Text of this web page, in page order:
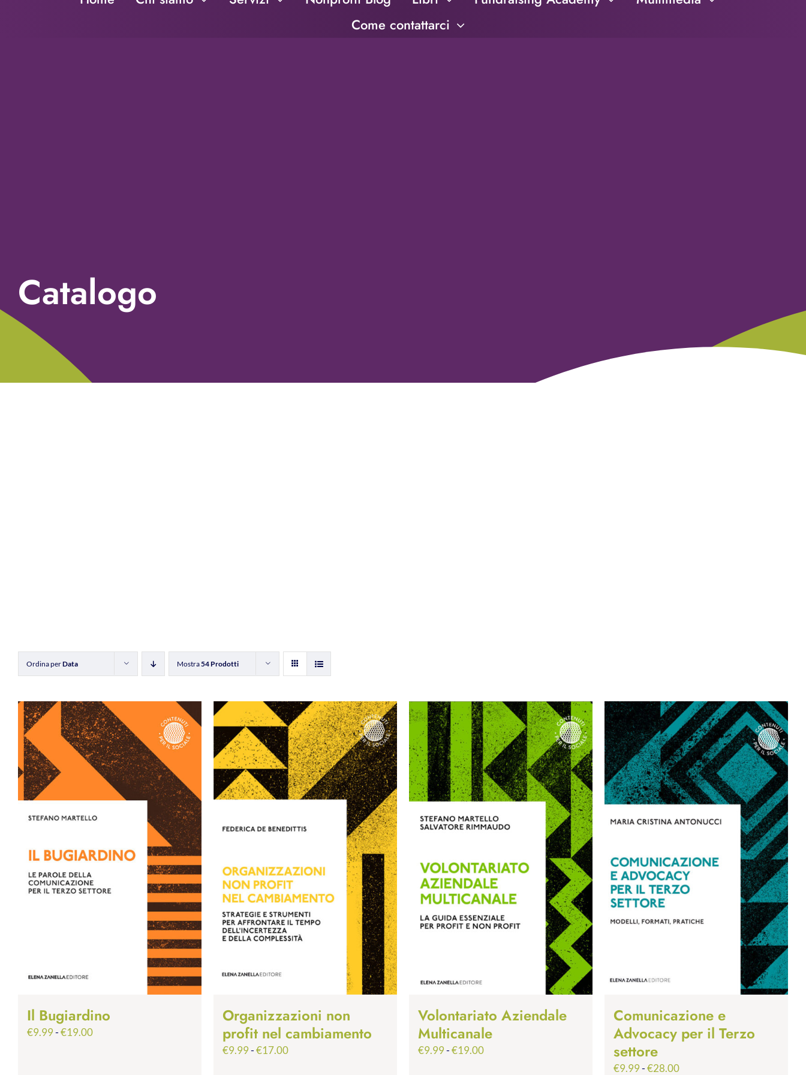
Come contattarci
Catalogo
Ordina perData Mostra54 Prodotti
Il Bugiardino
€9.99-€19.00Fascia
Organizzazioni non
profit nel cambiamento
€9.99-€17.00Fascia
Volontariato Aziendale
Multicanale
€9.99-€19.00Fascia
Comunicazione e
Advocacy per il Terzo
settore
€9.99-€28.00Fascia